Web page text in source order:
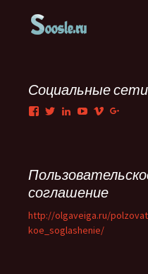
Социальные сети
Facebook
TwitterLinkedIn
YouTube
Vimeo
соглашение
http://olgaveiga.ru/
koe_soglashenie/